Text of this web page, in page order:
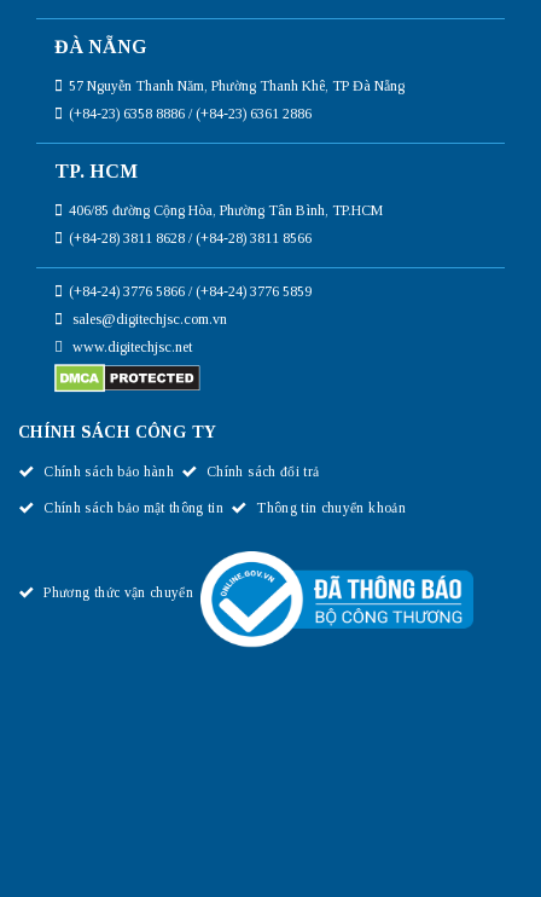
ĐÀ NẴNG
57 Nguyễn Thanh Năm, Phường Thanh Khê, TP Đà Nẵng
(+84-23) 6358 8886 / (+84-23) 6361 2886
TP. HCM
406/85 đường Cộng Hòa, Phường Tân Bình, TP.HCM
(+84-28) 3811 8628 / (+84-28) 3811 8566
(+84-24) 3776 5866 / (+84-24) 3776 5859
sales@digitechjsc.com.vn
www.digitechjsc.net
CHÍNH SÁCH CÔNG TY
Chính sách bảo hành Chính sách đổi trả
Chính sách bảo mật thông tin Thông tin chuyển khoản
Phương thức vận chuyển